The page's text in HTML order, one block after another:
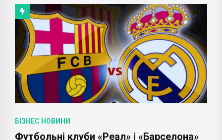
БІЗНЕС НОВИНИ
Футбольні клуби «Реал» і «Барселона»